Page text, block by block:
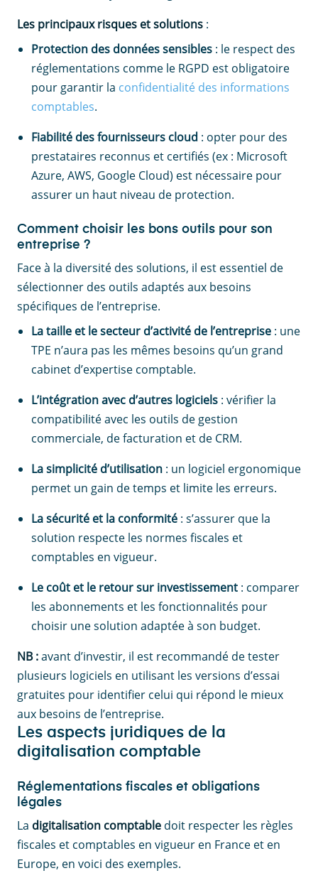
Les principaux risques et solutions :
Protection des données sensibles : le respect des
réglementations comme le RGPD est obligatoire
pour garantir la confidentialité des informations
comptables.
Fiabilité des fournisseurs cloud : opter pour des
prestataires reconnus et certifiés (ex : Microsoft
Azure, AWS, Google Cloud) est nécessaire pour
assurer un haut niveau de protection.
Comment choisir les bons outils pour son
entreprise ?
Face à la diversité des solutions, il est essentiel de
sélectionner des outils adaptés aux besoins
spécifiques de l’entreprise.
La taille et le secteur d’activité de l’entreprise : une
TPE n’aura pas les mêmes besoins qu’un grand
cabinet d’expertise comptable.
L’intégration avec d’autres logiciels : vérifier la
compatibilité avec les outils de gestion
commerciale, de facturation et de CRM.
La simplicité d’utilisation : un logiciel ergonomique
permet un gain de temps et limite les erreurs.
La sécurité et la conformité : s’assurer que la
solution respecte les normes fiscales et
comptables en vigueur.
Le coût et le retour sur investissement : comparer
les abonnements et les fonctionnalités pour
choisir une solution adaptée à son budget.
NB :avant d’investir, il est recommandé de tester
plusieurs logiciels en utilisant les versions d’essai
gratuites pour identifier celui qui répond le mieux
aux besoins de l’entreprise.
Les aspects juridiques de la
digitalisation comptable
Réglementations fiscales et obligations
légales
La digitalisation comptable doit respecter les règles
fiscales et comptables en vigueur en France et en
Europe, en voici des exemples.